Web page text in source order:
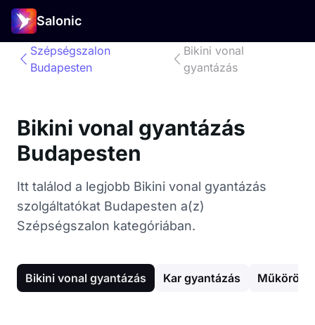
Salonic
Szépségszalon
Budapesten
Bikini vonal
gyantázás
Bikini vonal gyantázás
Budapesten
Itt találod a legjobb Bikini vonal gyantázás
szolgáltatókat Budapesten a(z)
Szépségszalon kategóriában.
Bikini vonal gyantázás Kar gyantázás Műköröm